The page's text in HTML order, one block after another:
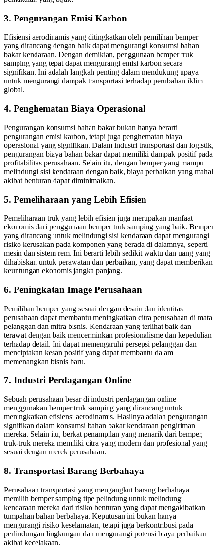
3. Pengurangan Emisi Karbon
Efisiensi aerodinamis yang ditingkatkan oleh pemilihan bemper
yang dirancang dengan baik dapat mengurangi konsumsi bahan
bakar kendaraan. Dengan demikian, penggunaan bemper truk
samping yang tepat dapat mengurangi emisi karbon secara
signifikan. Ini adalah langkah penting dalam mendukung upaya
untuk mengurangi dampak transportasi terhadap perubahan iklim
global.
4. Penghematan Biaya Operasional
Pengurangan konsumsi bahan bakar bukan hanya berarti
pengurangan emisi karbon, tetapi juga penghematan biaya
operasional yang signifikan. Dalam industri transportasi dan logistik,
pengurangan biaya bahan bakar dapat memiliki dampak positif pada
profitabilitas perusahaan. Selain itu, dengan bemper yang mampu
melindungi sisi kendaraan dengan baik, biaya perbaikan yang mahal
akibat benturan dapat diminimalkan.
5. Pemeliharaan yang Lebih Efisien
Pemeliharaan truk yang lebih efisien juga merupakan manfaat
ekonomis dari penggunaan bemper truk samping yang baik. Bemper
yang dirancang untuk melindungi sisi kendaraan dapat mengurangi
risiko kerusakan pada komponen yang berada di dalamnya, seperti
mesin dan sistem rem. Ini berarti lebih sedikit waktu dan uang yang
dihabiskan untuk perawatan dan perbaikan, yang dapat memberikan
keuntungan ekonomis jangka panjang.
6. Peningkatan Image Perusahaan
Pemilihan bemper yang sesuai dengan desain dan identitas
perusahaan dapat membantu meningkatkan citra perusahaan di mata
pelanggan dan mitra bisnis. Kendaraan yang terlihat baik dan
terawat dengan baik mencerminkan profesionalisme dan kepedulian
terhadap detail. Ini dapat memengaruhi persepsi pelanggan dan
menciptakan kesan positif yang dapat membantu dalam
memenangkan bisnis baru.
7. Industri Perdagangan Online
Sebuah perusahaan besar di industri perdagangan online
menggunakan bemper truk samping yang dirancang untuk
meningkatkan efisiensi aerodinamis. Hasilnya adalah pengurangan
signifikan dalam konsumsi bahan bakar kendaraan pengiriman
mereka. Selain itu, berkat penampilan yang menarik dari bemper,
truk-truk mereka memiliki citra yang modern dan profesional yang
sesuai dengan merek perusahaan.
8. Transportasi Barang Berbahaya
Perusahaan transportasi yang mengangkut barang berbahaya
memilih bemper samping tipe pelindung untuk melindungi
kendaraan mereka dari risiko benturan yang dapat mengakibatkan
tumpahan bahan berbahaya. Keputusan ini bukan hanya
mengurangi risiko keselamatan, tetapi juga berkontribusi pada
perlindungan lingkungan dan mengurangi potensi biaya perbaikan
akibat kecelakaan.